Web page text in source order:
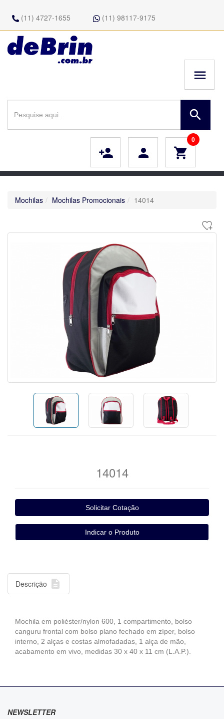
(11) 4727-1655 (11) 98117-9175
menu
search
shopping_cart
0
person
person_add
Mochilas Mochilas Promocionais 14014
14014
Descrição 
Mochila em poliéster/nylon 600, 1 compartimento, bolso
canguru frontal com bolso plano fechado em zíper, bolso
interno, 2 alças e costas almofadadas, 1 alça de mão,
acabamento em vivo, medidas 30 x 40 x 11 cm (L.A.P.).
NEWSLETTER